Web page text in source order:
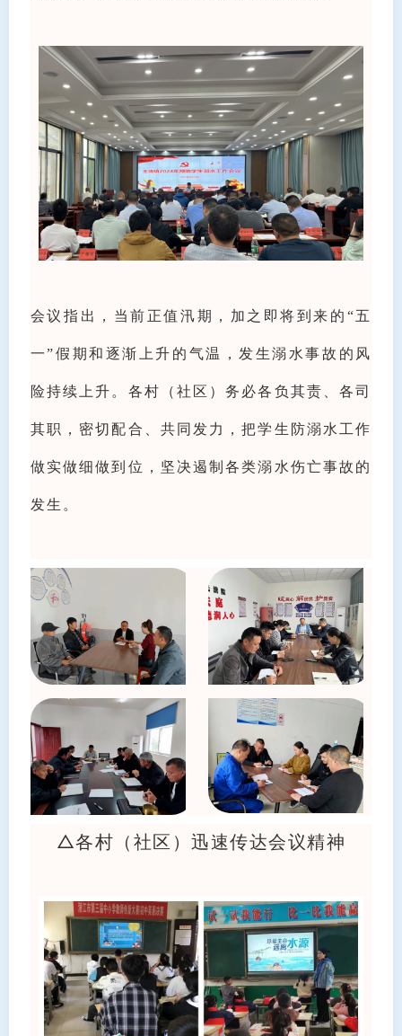
会议指出，当前正值汛期，加之即将到来的“五
一”假期和逐渐上升的气温，发生溺水事故的风
险持续上升。各村（社区）务必各负其责、各司
其职，密切配合、共同发力，把学生防溺水工作
做实做细做到位，坚决遏制各类溺水伤亡事故的
发生。
△各村（社区）迅速传达会议精神